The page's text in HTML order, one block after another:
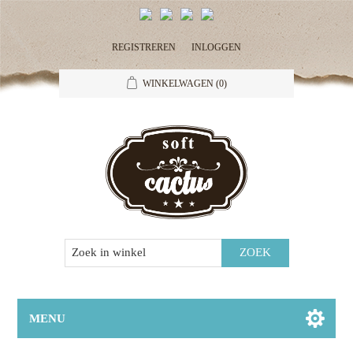
REGISTREREN INLOGGEN
WINKELWAGEN (0)
MENU